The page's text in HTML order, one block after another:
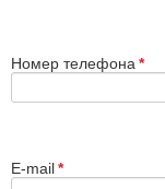
Номер телефона*
E-mail*